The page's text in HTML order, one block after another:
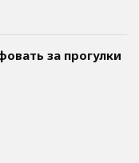
за прогулки